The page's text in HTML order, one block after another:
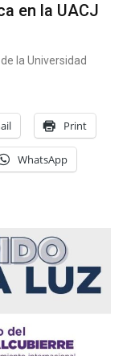
en la UACJ
la Universidad
Print
WhatsApp